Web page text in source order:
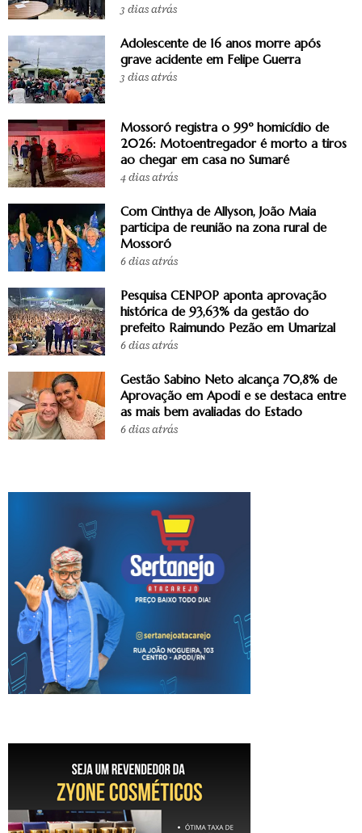
3 dias atrás
Adolescente de 16 anos morre após
grave acidente em Felipe Guerra
3 dias atrás
Mossoró registra o 99º homicídio de
2026: Motoentregador é morto a tiros
ao chegar em casa no Sumaré
4 dias atrás
Com Cinthya de Allyson, João Maia
participa de reunião na zona rural de
Mossoró
6 dias atrás
Pesquisa CENPOP aponta aprovação
histórica de 93,63% da gestão do
prefeito Raimundo Pezão em Umarizal
6 dias atrás
Gestão Sabino Neto alcança 70,8% de
Aprovação em Apodi e se destaca entre
as mais bem avaliadas do Estado
6 dias atrás